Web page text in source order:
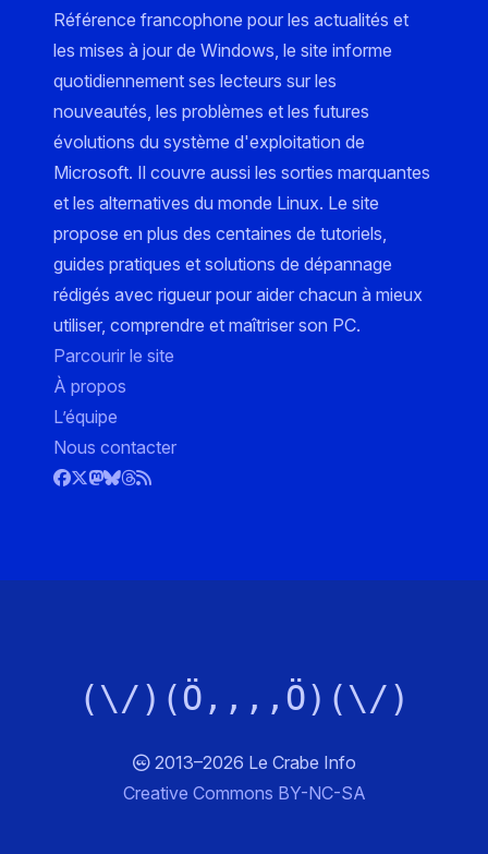
Référence francophone pour les actualités et
les mises à jour de Windows, le site informe
quotidiennement ses lecteurs sur les
nouveautés, les problèmes et les futures
évolutions du système d'exploitation de
Microsoft. Il couvre aussi les sorties marquantes
et les alternatives du monde Linux. Le site
propose en plus des centaines de tutoriels,
guides pratiques et solutions de dépannage
rédigés avec rigueur pour aider chacun à mieux
utiliser, comprendre et maîtriser son PC.
Parcourir le site
À propos
L’équipe
Nous contacter
(\/)(Ö,,,,Ö)(\/)
2013–2026 Le Crabe Info
Creative Commons BY-NC-SA